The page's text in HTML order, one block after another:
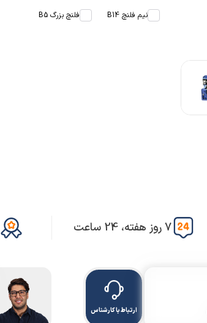
نیم فلنچ B14 فلنچ بزرگ B5
7 روز هفته، 24 ساعت
ارتباط با کارشناس